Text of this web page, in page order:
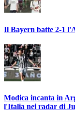
Il Bayern batte 2-1
Modica incanta in
l'Italia nei radar di